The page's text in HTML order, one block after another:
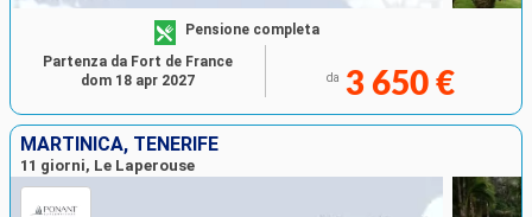
Pensione completa
da 3 650 €
Partenza da Fort de France
dom 18 apr 2027
MARTINICA, TENERIFE
11 giorni, Le Laperouse